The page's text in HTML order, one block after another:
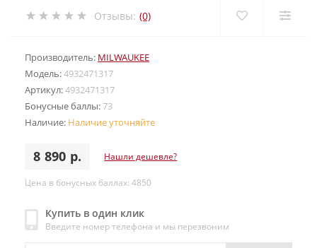
Отзывы: (0)
Производитель: MILWAUKEE
Модель:4932471317
Артикул:4932471317
Бонусные баллы:73
Наличие: Наличие уточняйте
8 890 р. Нашли дешевле?
Цена в бонусных баллах: 4850
Купить в один клик
Введите номер телефона и мы перезвоним